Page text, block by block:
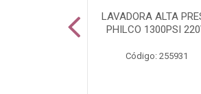
LAVADORA ALTA
PHILCO 1300PSI
Código: 255931